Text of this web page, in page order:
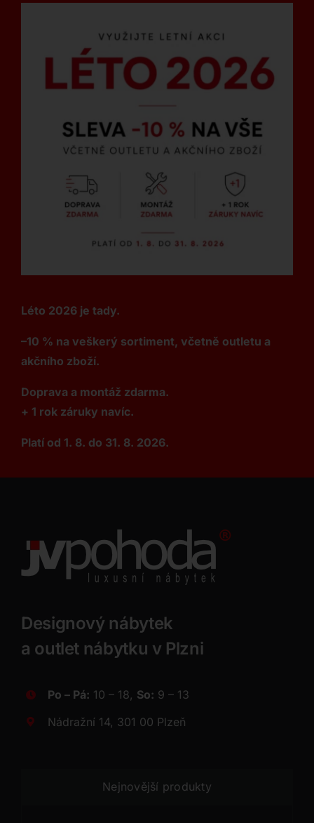
Léto 2026 je tady.
–10 % na veškerý sortiment, včetně outletu a
akčního zboží.
Doprava a montáž zdarma.
+ 1 rok záruky navíc.
Platí od 1. 8. do 31. 8. 2026.
Designový nábytek
a outlet nábytku v Plzni
Po – Pá: 10 – 18, So: 9 – 13
Nádražní 14, 301 00 Plzeň
Nejnovější produkty